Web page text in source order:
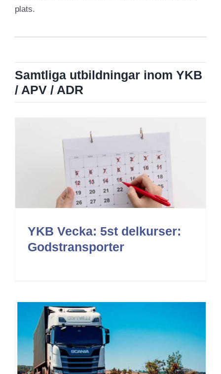
plats.
Samtliga utbildningar inom YKB
/ APV / ADR
YKB Vecka: 5st delkurser:
Godstransporter